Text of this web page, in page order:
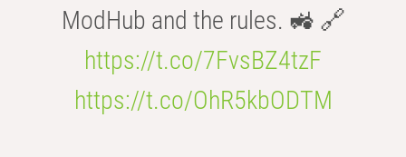
ModHub and the rules. 🚜 🔗
https://t.co/7FvsBZ4tzF
https://t.co/OhR5kbODTM